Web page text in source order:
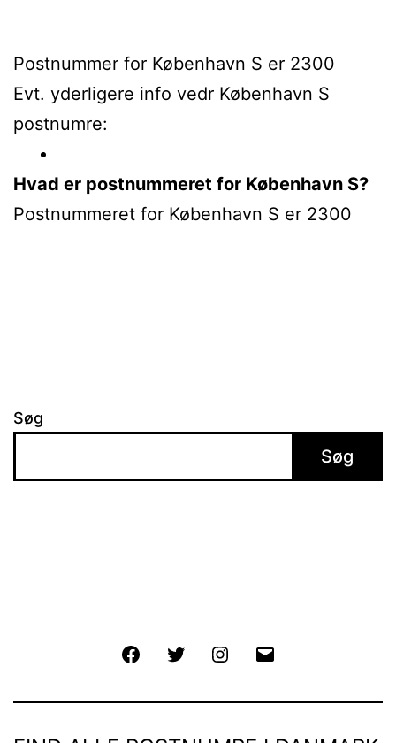
Postnummer for København S er 2300
Evt. yderligere info vedr København S
postnumre:
Hvad er postnummeret for København S?
Postnummeret for København S er 2300
Søg
Søg
FacebookTwitter Instagram